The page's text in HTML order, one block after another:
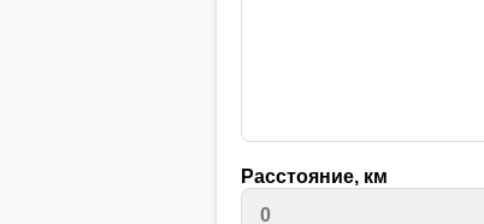
Расстояние, км